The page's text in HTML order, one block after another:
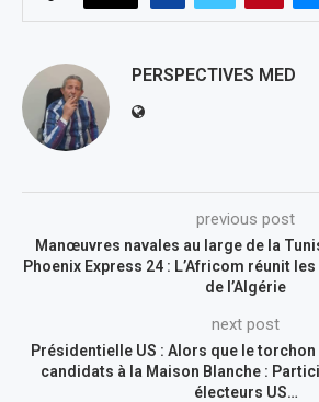
PERSPECTIVES MED
previous post
Manœuvres navales au large de la
Phoenix Express 24 : L’Africom réunit
de l’Algérie
next post
Présidentielle US : Alors que le
candidats à la Maison Blanche :
électeurs US…